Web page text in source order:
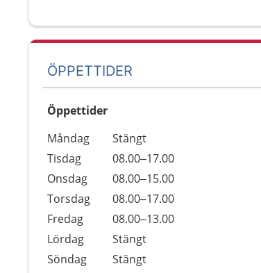
ÖPPETTIDER
Öppettider
Dag
Öppettider
Kommentarer
Måndag
Stängt
Tisdag
08.00–17.00
Onsdag
08.00–15.00
Torsdag
08.00–17.00
Fredag
08.00–13.00
Lördag
Stängt
Söndag
Stängt